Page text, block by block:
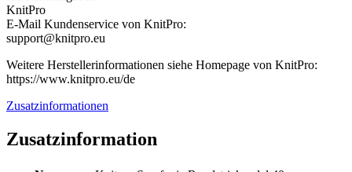
KnitPro
E-Mail Kundenservice von KnitPro:
support@knitpro.eu
Weitere Herstellerinformationen siehe Homepage von KnitPro:
https://www.knitpro.eu/de
Zusatzinformationen
Zusatzinformation